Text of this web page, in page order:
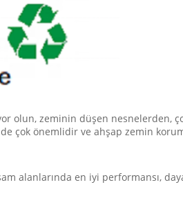
zeminin düşen nesnelerden,
önemlidir ve ahşap zemin
en iyi performansı,